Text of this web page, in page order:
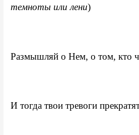
темноты или лени)
Размышляй о Нем, о том, кто
И тогда твои тревоги